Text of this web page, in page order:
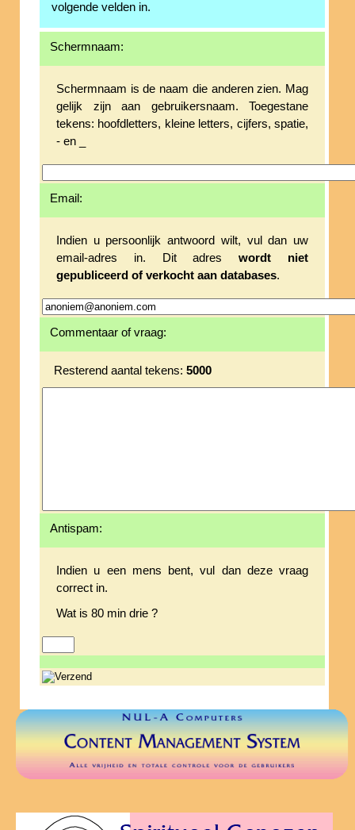
volgende velden in.
Schermnaam:
Schermnaam is de naam die anderen zien. Mag
gelijk zijn aan gebruikersnaam. Toegestane
tekens: hoofdletters, kleine letters, cijfers, spatie,
- en _
Email:
Indien u persoonlijk antwoord wilt, vul dan uw
email-adres in. Dit adreswordt niet
gepubliceerd of verkocht aan databases.
Commentaar of vraag:
Resterend aantal tekens: 5000
Antispam:
Indien u een mens bent, vul dan deze vraag
correct in.
Wat is 80 min drie ?